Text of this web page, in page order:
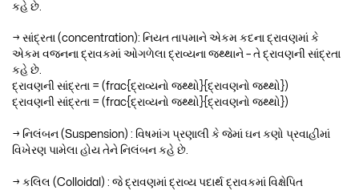
કહે છે.
→ સાંદ્રતા (concentration): નિયત તાપમાને એકમ કદના દ્રાવણમાં કે
એકમ વજનના દ્રાવકમાં ઓગળેલા દ્રાવ્યના જથ્થાને – તે દ્રાવણની સાંદ્રતા
કહે છે.
દ્રાવણની સાંદ્રતા = (frac{દ્રાવ્યનો જથ્થો}{દ્રાવણનો જથ્થો})
દ્રાવણની સાંદ્રતા = (frac{દ્રાવ્યનો જથ્થો}{દ્રાવણનો જથ્થો})
→ નિલંબન (Suspension) : વિષમાંગ પ્રણાલી કે જેમાં ઘન કણો પ્રવાહીમાં
વિખેરણ પામેલા હોય તેને નિલંબન કહે છે.
→ કલિલ (Colloidal) : જે દ્રાવણમાં દ્રાવ્ય પદાર્થ દ્રાવકમાં વિક્ષેપિત